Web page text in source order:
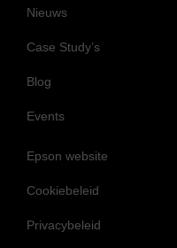
Nieuws
Case Study’s
Blog
Events
Epson website
Cookiebeleid
Privacybeleid